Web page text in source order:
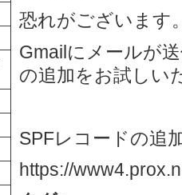
恐れがございます
Gmailにメールが
の追加をお試しい
SPFレコードの追
https://